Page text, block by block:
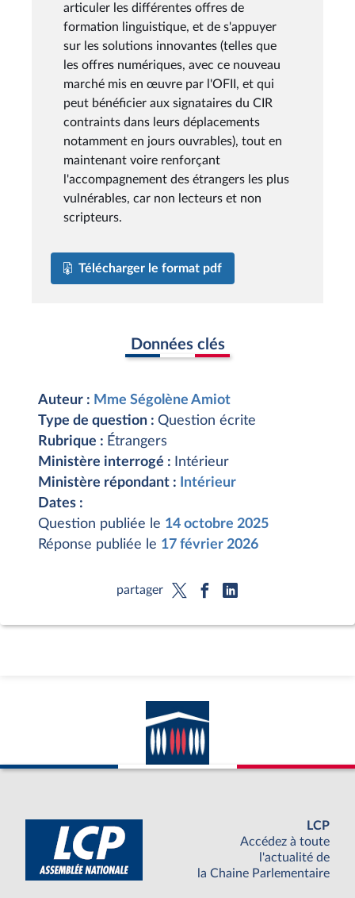
articuler les différentes offres de
formation linguistique, et de s'appuyer
sur les solutions innovantes (telles que
les offres numériques, avec ce nouveau
marché mis en œuvre par l'OFII, et qui
peut bénéficier aux signataires du CIR
contraints dans leurs déplacements
notamment en jours ouvrables), tout en
maintenant voire renforçant
l'accompagnement des étrangers les plus
vulnérables, car non lecteurs et non
scripteurs.
Télécharger le format pdf
Données clés
Auteur : Mme Ségolène Amiot
Type de question : Question écrite
Rubrique : Étrangers
Ministère interrogé :
Intérieur
Ministère répondant :
Intérieur
Dates :
Question publiée le 14 octobre 2025
Réponse publiée le 17 février 2026
partager
LCP
Accédez à toute
l'actualité de
la Chaine Parlementaire